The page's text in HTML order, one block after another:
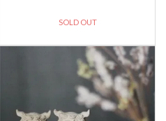
SOLD OUT